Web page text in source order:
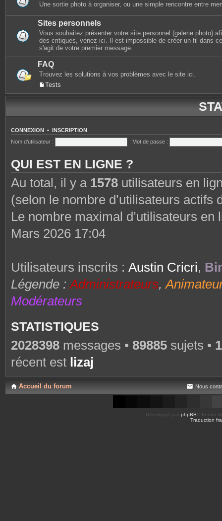
Une sortie photo à organiser, ou une simple rencontre entre
Sites personnels
Vous souhaitez présenter votre site personnel (galerie photo)
des critiques, venez ici. Il est impossible de créer un fil dans
s'agit de votre premier message.
FAQ
Trouvez les solutions à vos problèmes avec le site ici.
Tests
CONNEXION • INSCRIPTION
Nom d’utilisateur :
Mot de passe :
QUI EST EN LIGNE ?
Au total, il y a 1578 utilisateurs en
(selon le nombre d’utilisateurs actifs
Le nombre maximal d’utilisateurs
Mars 2026 17:04
Utilisateurs inscrits : Austin Cricri,
Légende :Administrateurs,
Modérateurs
STATISTIQUES
2028398 messages • 89885 sujets •
récent est lizaj
Accueil du forum Nous
Développé par phpBB ® Forum
Traduction